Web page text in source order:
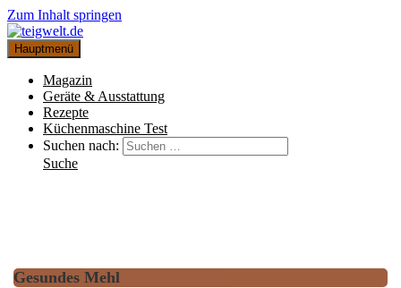
Zum Inhalt springen
Hauptmenü
Magazin
Geräte & Ausstattung
Rezepte
Küchenmaschine Test
Suchen nach:
Suche
Gesundes Mehl